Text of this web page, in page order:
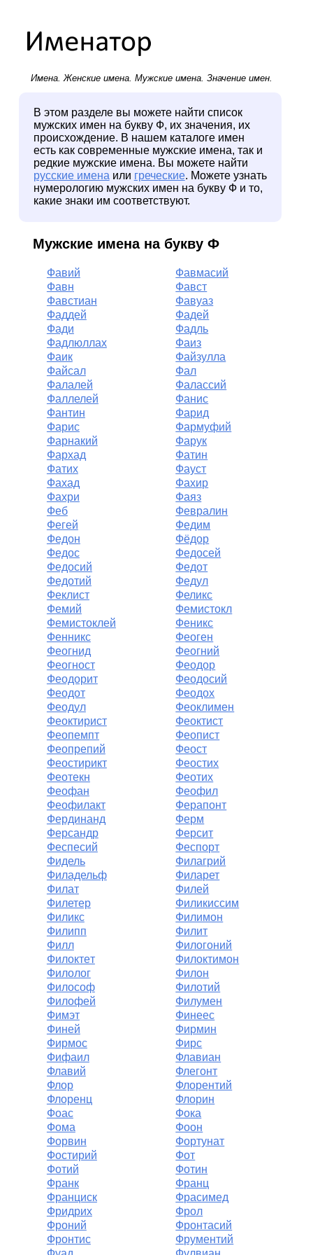
Имена.Женские имена. Мужские имена. Значение имен.
В этом разделе вы можете найти список
мужских имен на букву Ф, их значения, их
происхождение. В нашем каталоге имен
есть как современные мужские имена, так и
редкие мужские имена. Вы можете найти
русские именаили греческие. Можете узнать
нумерологию мужских имен на букву Ф и то,
какие знаки им соответствуют.
Мужские имена на букву Ф
Фавий
Фавмасий
Фавн
Фавст
Фавстиан
Фавуаз
Фаддей
Фадей
Фади
Фадль
Фадлюллах
Фаиз
Фаик
Файзулла
Файсал
Фал
Фалалей
Фалассий
Фаллелей
Фанис
Фантин
Фарид
Фарис
Фармуфий
Фарнакий
Фарук
Фархад
Фатин
Фатих
Фауст
Фахад
Фахир
Фахри
Фаяз
Феб
Февралин
Фегей
Федим
Федон
Фёдор
Федос
Федосей
Федосий
Федот
Федотий
Федул
Феклист
Феликс
Фемий
Фемистокл
Фемистоклей
Феникс
Фенникс
Феоген
Феогнид
Феогний
Феогност
Феодор
Феодорит
Феодосий
Феодот
Феодох
Феодул
Феоклимен
Феоктирист
Феоктист
Феопемпт
Феопист
Феопрепий
Феост
Феостирикт
Феостих
Феотекн
Феотих
Феофан
Феофил
Феофилакт
Ферапонт
Фердинанд
Ферм
Ферсандр
Ферсит
Феспесий
Феспорт
Фидель
Филагрий
Филадельф
Филарет
Филат
Филей
Филетер
Филикиссим
Филикс
Филимон
Филипп
Филит
Филл
Филогоний
Филоктeт
Филоктимон
Филолог
Филон
Философ
Филотий
Филофей
Филумен
Фимэт
Финеес
Финей
Фирмин
Фирмос
Фирс
Фифаил
Флавиан
Флавий
Флегонт
Флор
Флорентий
Флоренц
Флорин
Фоас
Фока
Фома
Фоон
Форвин
Фортунат
Фостирий
Фот
Фотий
Фотин
Франк
Франц
Франциск
Фрасимед
Фридрих
Фрол
Фроний
Фронтасий
Фронтис
Фрументий